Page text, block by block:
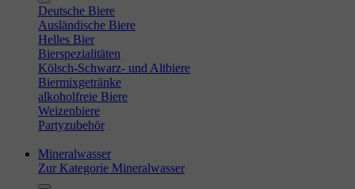
Deutsche Biere
Ausländische Biere
Helles Bier
Bierspezialitäten
Kölsch-Schwarz- und Altbiere
Biermixgetränke
alkoholfreie Biere
Weizenbiere
Partyzubehör
Mineralwasser
Zur Kategorie Mineralwasser